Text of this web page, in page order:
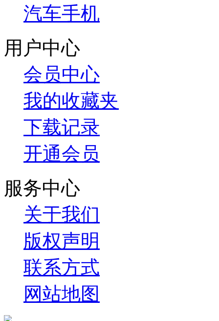
汽车手机
用户中心
会员中心
我的收藏夹
下载记录
开通会员
服务中心
关于我们
版权声明
联系方式
网站地图